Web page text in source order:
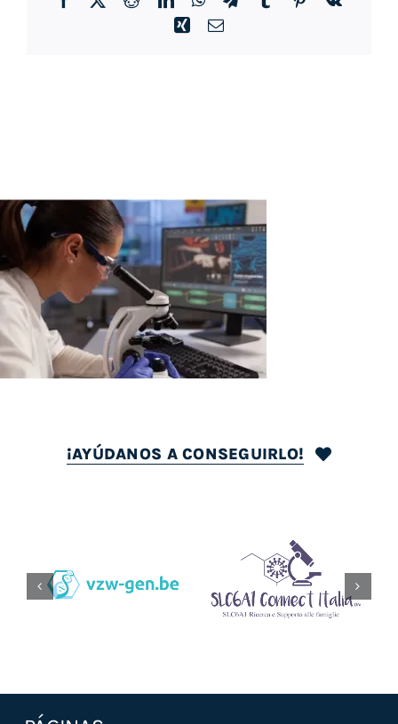
XingCorreo
¡AYÚDANOS A CONSEGUIRLO!